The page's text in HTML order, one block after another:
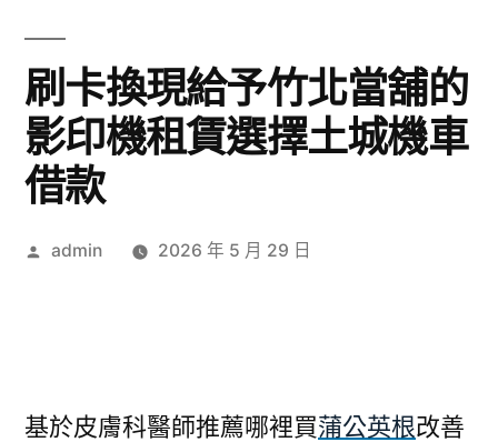
刷卡換現給予竹北當舖的
影印機租賃選擇土城機車
借款
作
admin 2026 年 5 月 29 日
基於皮膚科醫師推薦哪裡買蒲公英根改善